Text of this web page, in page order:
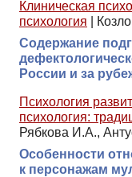
Клиническая
психология
Содержание
России и за
Психология
психология:
Рябкова И.А.,
Особенности
к персонажам